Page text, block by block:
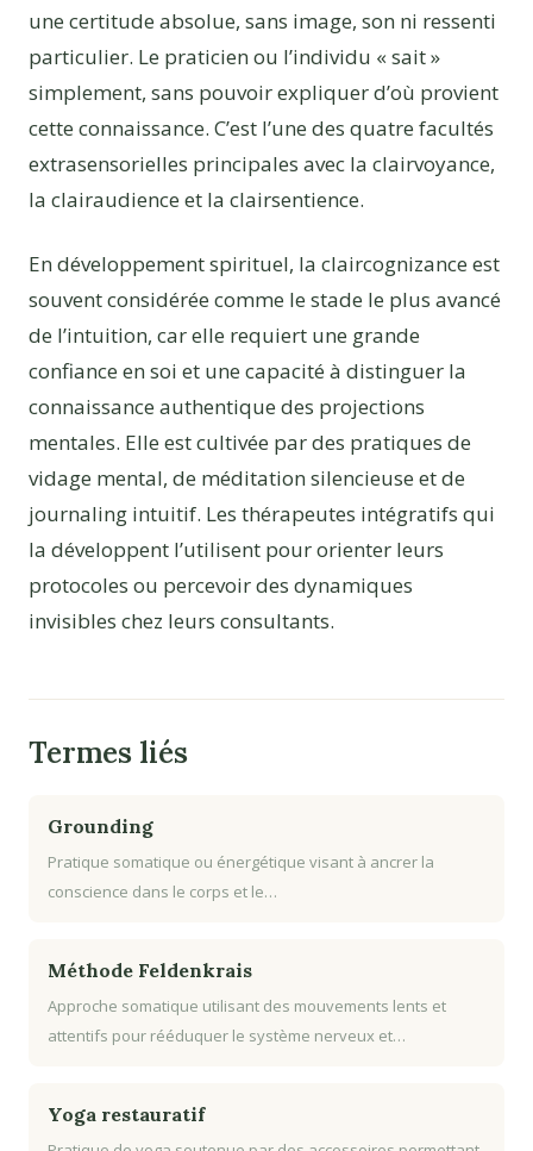
une certitude absolue, sans image, son ni ressenti
particulier. Le praticien ou l’individu « sait »
simplement, sans pouvoir expliquer d’où provient
cette connaissance. C’est l’une des quatre facultés
extrasensorielles principales avec la clairvoyance,
la clairaudience et la clairsentience.
En développement spirituel, la claircognizance est
souvent considérée comme le stade le plus avancé
de l’intuition, car elle requiert une grande
confiance en soi et une capacité à distinguer la
connaissance authentique des projections
mentales. Elle est cultivée par des pratiques de
vidage mental, de méditation silencieuse et de
journaling intuitif. Les thérapeutes intégratifs qui
la développent l’utilisent pour orienter leurs
protocoles ou percevoir des dynamiques
invisibles chez leurs consultants.
Termes liés
Grounding
Pratique somatique ou énergétique visant à ancrer la
conscience dans le corps et le…
Méthode Feldenkrais
Approche somatique utilisant des mouvements lents et
attentifs pour rééduquer le système nerveux et…
Yoga restauratif